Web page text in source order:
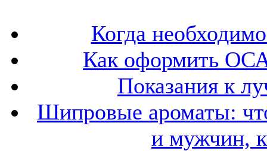
Когда
Как оформить
Показания к
Шипровые ароматы:
и мужчин,